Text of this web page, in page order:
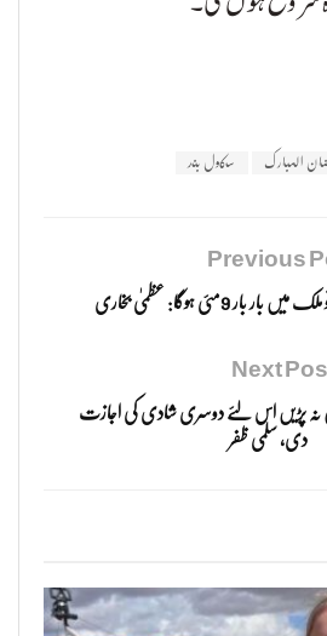
المبارک سکول بند
Previous
بار 9مئی ہوگا: عظمیٰ بخاری
Next
نہ پڑیں اس لئے دوسری شادی کی اجازت
دی، سلمی ظفر